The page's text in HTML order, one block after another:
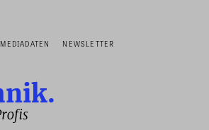
MEDIADATEN NEWSLETTER